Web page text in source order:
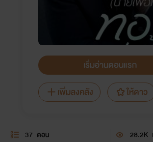
เริ่มอ่านตอนแรก
เพิ่มลงคลัง
ให้ดาว
37 ตอน 28.2K